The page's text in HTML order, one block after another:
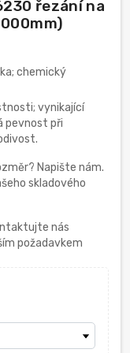
řezání na
chemický
vynikající
pevnost při
Napište nám.
skladového
nás
požadavkem